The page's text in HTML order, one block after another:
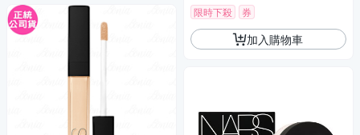
限時下殺 券
加入購物車